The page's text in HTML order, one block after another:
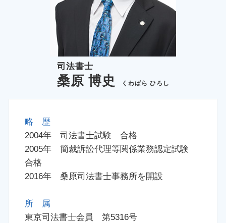
司法書士
桑原 博史 くわばら ひろし
略 歴
2004年 司法書士試験 合格
2005年 簡裁訴訟代理等関係業務認定試験
合格
2016年 桑原司法書士事務所を開設
所 属
東京司法書士会員 第5316号